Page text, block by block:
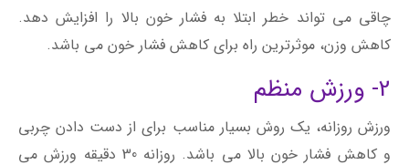
چاقی می تواند خطر ابتلا به فشار خون بالا را افزایش دهد.
کاهش وزن، موثرترین راه برای کاهش فشار خون می باشد.
2- ورزش منظم
ورزش روزانه، یک روش بسیار مناسب برای از دست دادن چربی
و کاهش فشار خون بالا می باشد. روزانه 30 دقیقه ورزش می